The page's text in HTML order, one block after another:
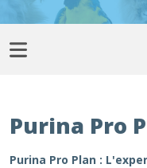
Purina Pro
Purina Pro Plan :